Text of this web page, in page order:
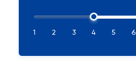
1 2 3 4 5 6